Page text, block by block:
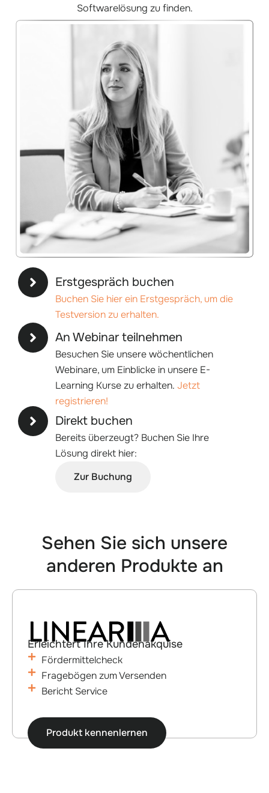
Softwarelösung zu finden.
Erstgespräch buchen
Buchen Sie hier ein Erstgespräch, um die
Testversion zu erhalten.
An Webinar teilnehmen
Besuchen Sie unsere wöchentlichen
Webinare, um Einblicke in unsere E-
Learning Kurse zu erhalten.Jetzt
registrieren!
Direkt buchen
Bereits überzeugt? Buchen Sie Ihre
Lösung direkt hier:
Zur Buchung
Sehen Sie sich unsere
anderen Produkte an
Erleichtert Ihre Kundenakquise
Fördermittelcheck
Fragebögen zum Versenden
Bericht Service
Produkt kennenlernen